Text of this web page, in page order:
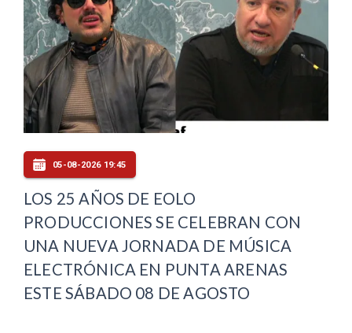
05-08-2026 19:45
LOS 25 AÑOS DE EOLO
PRODUCCIONES SE CELEBRAN CON
UNA NUEVA JORNADA DE MÚSICA
ELECTRÓNICA EN PUNTA ARENAS
ESTE SÁBADO 08 DE AGOSTO